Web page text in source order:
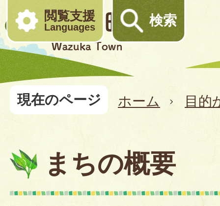
閲覧支援
Languages 検索
現在のページ ホーム 目的
まちの概要